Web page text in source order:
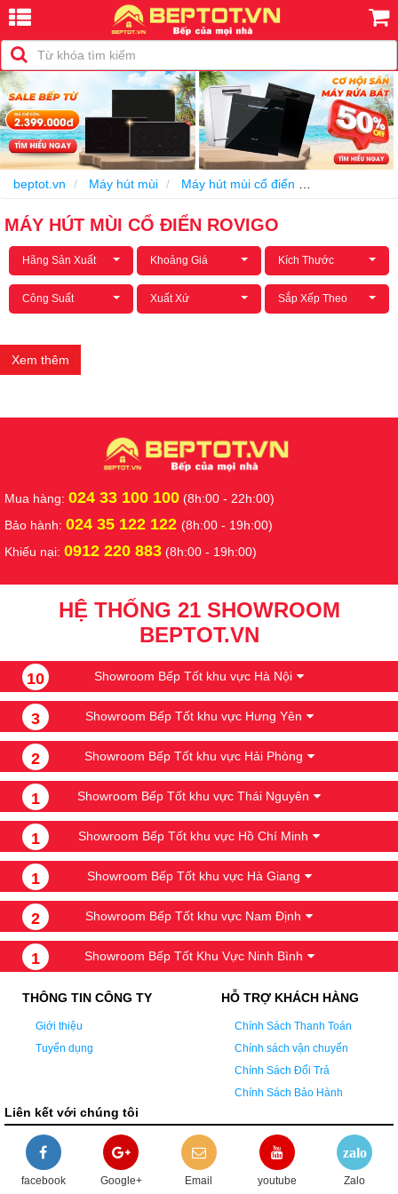
beptot.vn Máy hút mùi Máy hút mùi cổ điển
MÁY HÚT MÙI CỔ ĐIỂN ROVIGO
Hãng Sản Xuất Khoảng Giá Kích Thước
Công Suất Xuất Xứ Sắp Xếp Theo
Xem thêm
Mua hàng: 024 33 100 100 (8h:00 - 22h:00)
Bảo hành: 024 35 122 122 (8h:00 - 19h:00)
Khiếu nại: 0912 220 883 (8h:00 - 19h:00)
HỆ THỐNG 21 SHOWROOM
BEPTOT.VN
10 Showroom Bếp Tốt khu vực Hà Nội
3 Showroom Bếp Tốt khu vực Hưng Yên
2 Showroom Bếp Tốt khu vực Hải Phòng
1 Showroom Bếp Tốt khu vực Thái Nguyên
1 Showroom Bếp Tốt khu vực Hồ Chí Minh
1 Showroom Bếp Tốt khu vực Hà Giang
2 Showroom Bếp Tốt khu vực Nam Định
1 Showroom Bếp Tốt Khu Vực Ninh Bình
THÔNG TIN CÔNG TY
Giới thiệu
Tuyển dụng
HỖ TRỢ KHÁCH HÀNG
Chính Sách Thanh Toán
Chính sách vận chuyển
Chính Sách Đổi Trả
Chính Sách Bảo Hành
Liên kết với chúng tôi
facebook Google+ Email youtube
zalo
Zalo